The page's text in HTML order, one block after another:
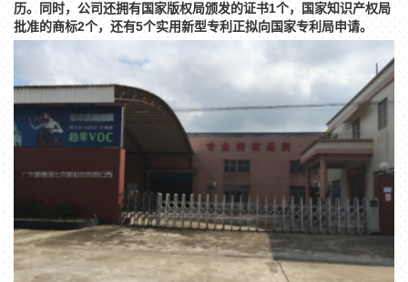
历。同时，公司还拥有国家版权局颁发的证书1个，国家知识产权局
批准的商标2个，还有5个实用新型专利正拟向国家专利局申请。